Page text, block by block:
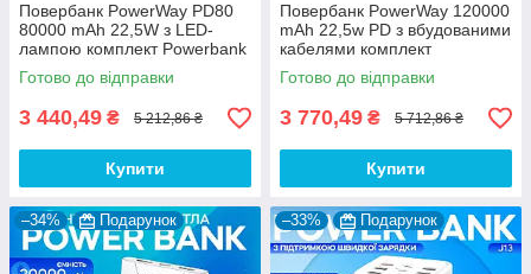
Повербанк PowerWay PD80
80000 mAh 22,5W з LED-
лампою комплект Powerbank
+ 2 шт юсб шнура для вай
фай роутера на 5-9/12V
Готово до відправки
3 440,49 ₴ 5 212,86 ₴
Купити
Повербанк PowerWay 120000
mAh 22,5w PD з вбудованими
кабелями комплект
Powerbank + 2 шт юсб шнура
для вай фай роутера на 5-
9/12V
Готово до відправки
3 770,49 ₴ 5 712,86 ₴
Купити
–34% Подарунок –33% Подарунок